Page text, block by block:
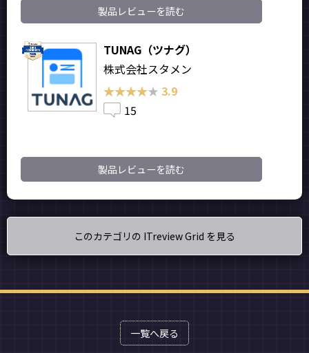
製品レビューを読む
TUNAG（ツナグ）
株式会社スタメン
★★★★★
★★★★★ 3.9
15
製品レビューを読む
このカテゴリの ITreview Grid を見る
一覧へ戻る